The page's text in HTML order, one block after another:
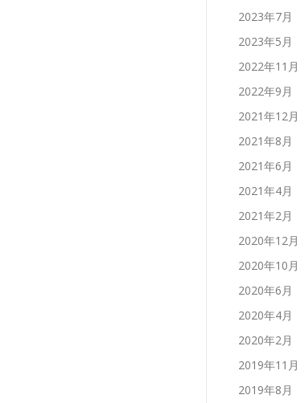
2023年7月
2023年5月
2022年11月
2022年9月
2021年12月
2021年8月
2021年6月
2021年4月
2021年2月
2020年12月
2020年10月
2020年6月
2020年4月
2020年2月
2019年11月
2019年8月